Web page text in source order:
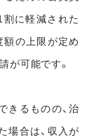
に軽減された
額の上限が定め
が可能です。
きるものの、治
場合は、収入が